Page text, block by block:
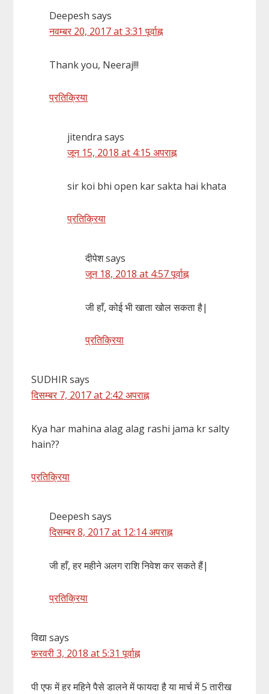
Deepesh says
नवम्बर 20, 2017 at 3:31 पूर्वाह्न
Thank you, Neeraj!!!
प्रतिक्रिया
jitendra says
जून 15, 2018 at 4:15 अपराह्न
sir koi bhi open kar sakta hai khata
प्रतिक्रिया
दीपेशsays
जून 18, 2018 at 4:57 पूर्वाह्न
जी हाँ, कोई भी खाता खोल सकता है|
प्रतिक्रिया
SUDHIRsays
दिसम्बर 7, 2017 at 2:42 अपराह्न
Kya har mahina alag alag rashi jama kr salty
hain??
प्रतिक्रिया
Deepesh says
दिसम्बर 8, 2017 at 12:14 अपराह्न
जी हाँ, हर महीने अलग राशि निवेश कर सकते हैं|
प्रतिक्रिया
विद्याsays
फ़रवरी 3, 2018 at 5:31 पूर्वाह्न
पी एफ में हर महिने पैसे डालने में फायदा है या मार्च में 5 तारीख